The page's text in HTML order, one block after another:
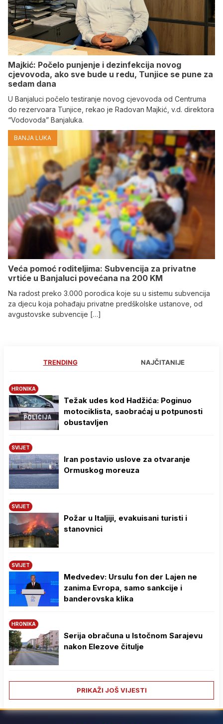
Majkić: Počelo punjenje i dezinfekcija novog
cjevovoda, ako sve bude u redu, Tunjice se pune za
sedam dana
U Banjaluci počelo testiranje novog cjevovoda od Centruma
do rezervoara Tunjice, rekao je Radovan Majkić, v.d. direktora
“Vodovoda” Banjaluka.
BANJA LUKA
Veća pomoć roditeljima: Subvencija za privatne
vrtiće u Banjaluci povećana na 200 KM
Na radost preko 3.000 porodica koje su u sistemu subvencija
za djecu koja pohađaju privatne predškolske ustanove, od
avgustovske subvencije […]
TRENDING NAJČITANIJE
HRONIKA
Težak udes kod Hadžića: Poginuo
motociklista, saobraćaj u potpunosti
obustavljen
SVIJET
Iran postavio uslove za otvaranje
Ormuskog moreuza
SVIJET
Požar u Italjiji, evakuisani turisti i
stanovnici
SVIJET
Medvedev: Ursulu fon der Lajen ne
zanima Evropa, samo sankcije i
banderovska klika
HRONIKA
Serija obračuna u Istočnom Sarajevu
nakon Elezove čitulje
PRIKAŽI JOŠ VIJESTI